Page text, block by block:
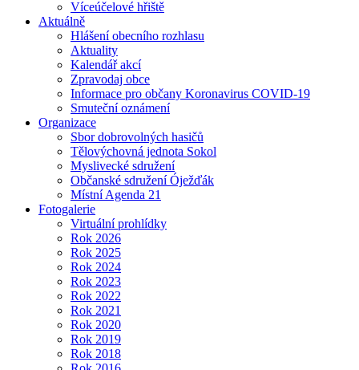
Víceúčelové hřiště
Aktuálně
Hlášení obecního rozhlasu
Aktuality
Kalendář akcí
Zpravodaj obce
Informace pro občany Koronavirus COVID-19
Smuteční oznámení
Organizace
Sbor dobrovolných hasičů
Tělovýchovná jednota Sokol
Myslivecké sdružení
Občanské sdružení Óježďák
Místní Agenda 21
Fotogalerie
Virtuální prohlídky
Rok 2026
Rok 2025
Rok 2024
Rok 2023
Rok 2022
Rok 2021
Rok 2020
Rok 2019
Rok 2018